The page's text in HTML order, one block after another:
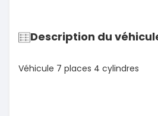
Description du
Véhicule 7 places 4 cylindres